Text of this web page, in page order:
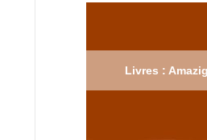
Livres :